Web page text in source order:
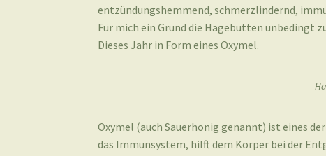
entzündungshemmend, schmerzlindernd,
Für mich ein Grund die Hagebutten unbedingt
Dieses Jahr in Form eines Oxymel.
Oxymel (auch Sauerhonig genannt) ist eines
das Immunsystem, hilft dem Körper bei der